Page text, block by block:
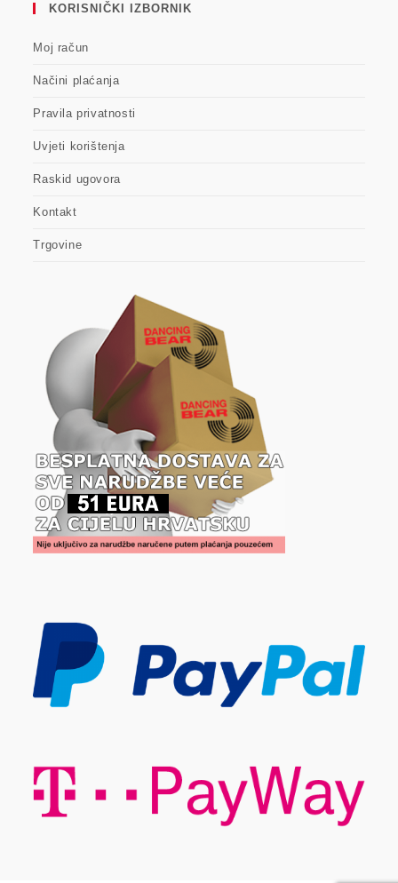
KORISNIČKI IZBORNIK
Moj račun
Načini plaćanja
Pravila privatnosti
Uvjeti korištenja
Raskid ugovora
Kontakt
Trgovine